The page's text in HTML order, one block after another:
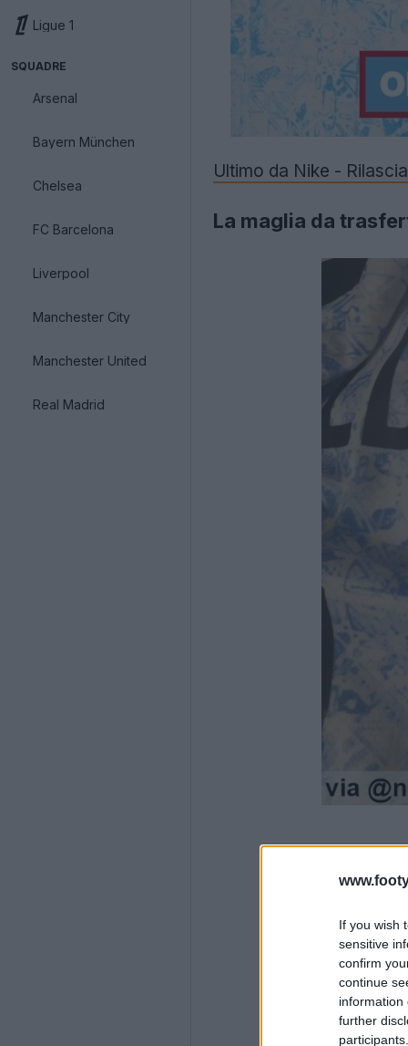
If you wish
sensitive
confirm
continue
information
further
Ligue 1
SQUADRE
Arsenal
Bayern München
Chelsea
FC Barcelona
Liverpool
Manchester City
Manchester United
Real Madrid
Ultimo da Nike -
La maglia da